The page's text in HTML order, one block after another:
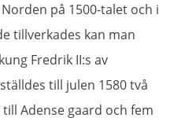
på 1500-talet och i
tillverkades kan man
Fredrik II:s av
till julen 1580 två
Adense gaard och fem